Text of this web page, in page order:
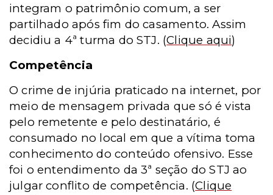
integram o patrimônio comum, a ser
partilhado após fim do casamento. Assim
decidiu a 4ª turma do STJ. (Clique aqui)
Competência
O crime de injúria praticado na internet, por
meio de mensagem privada que só é vista
pelo remetente e pelo destinatário, é
consumado no local em que a vítima toma
conhecimento do conteúdo ofensivo. Esse
foi o entendimento da 3ª seção do STJ ao
julgar conflito de competência. (Clique